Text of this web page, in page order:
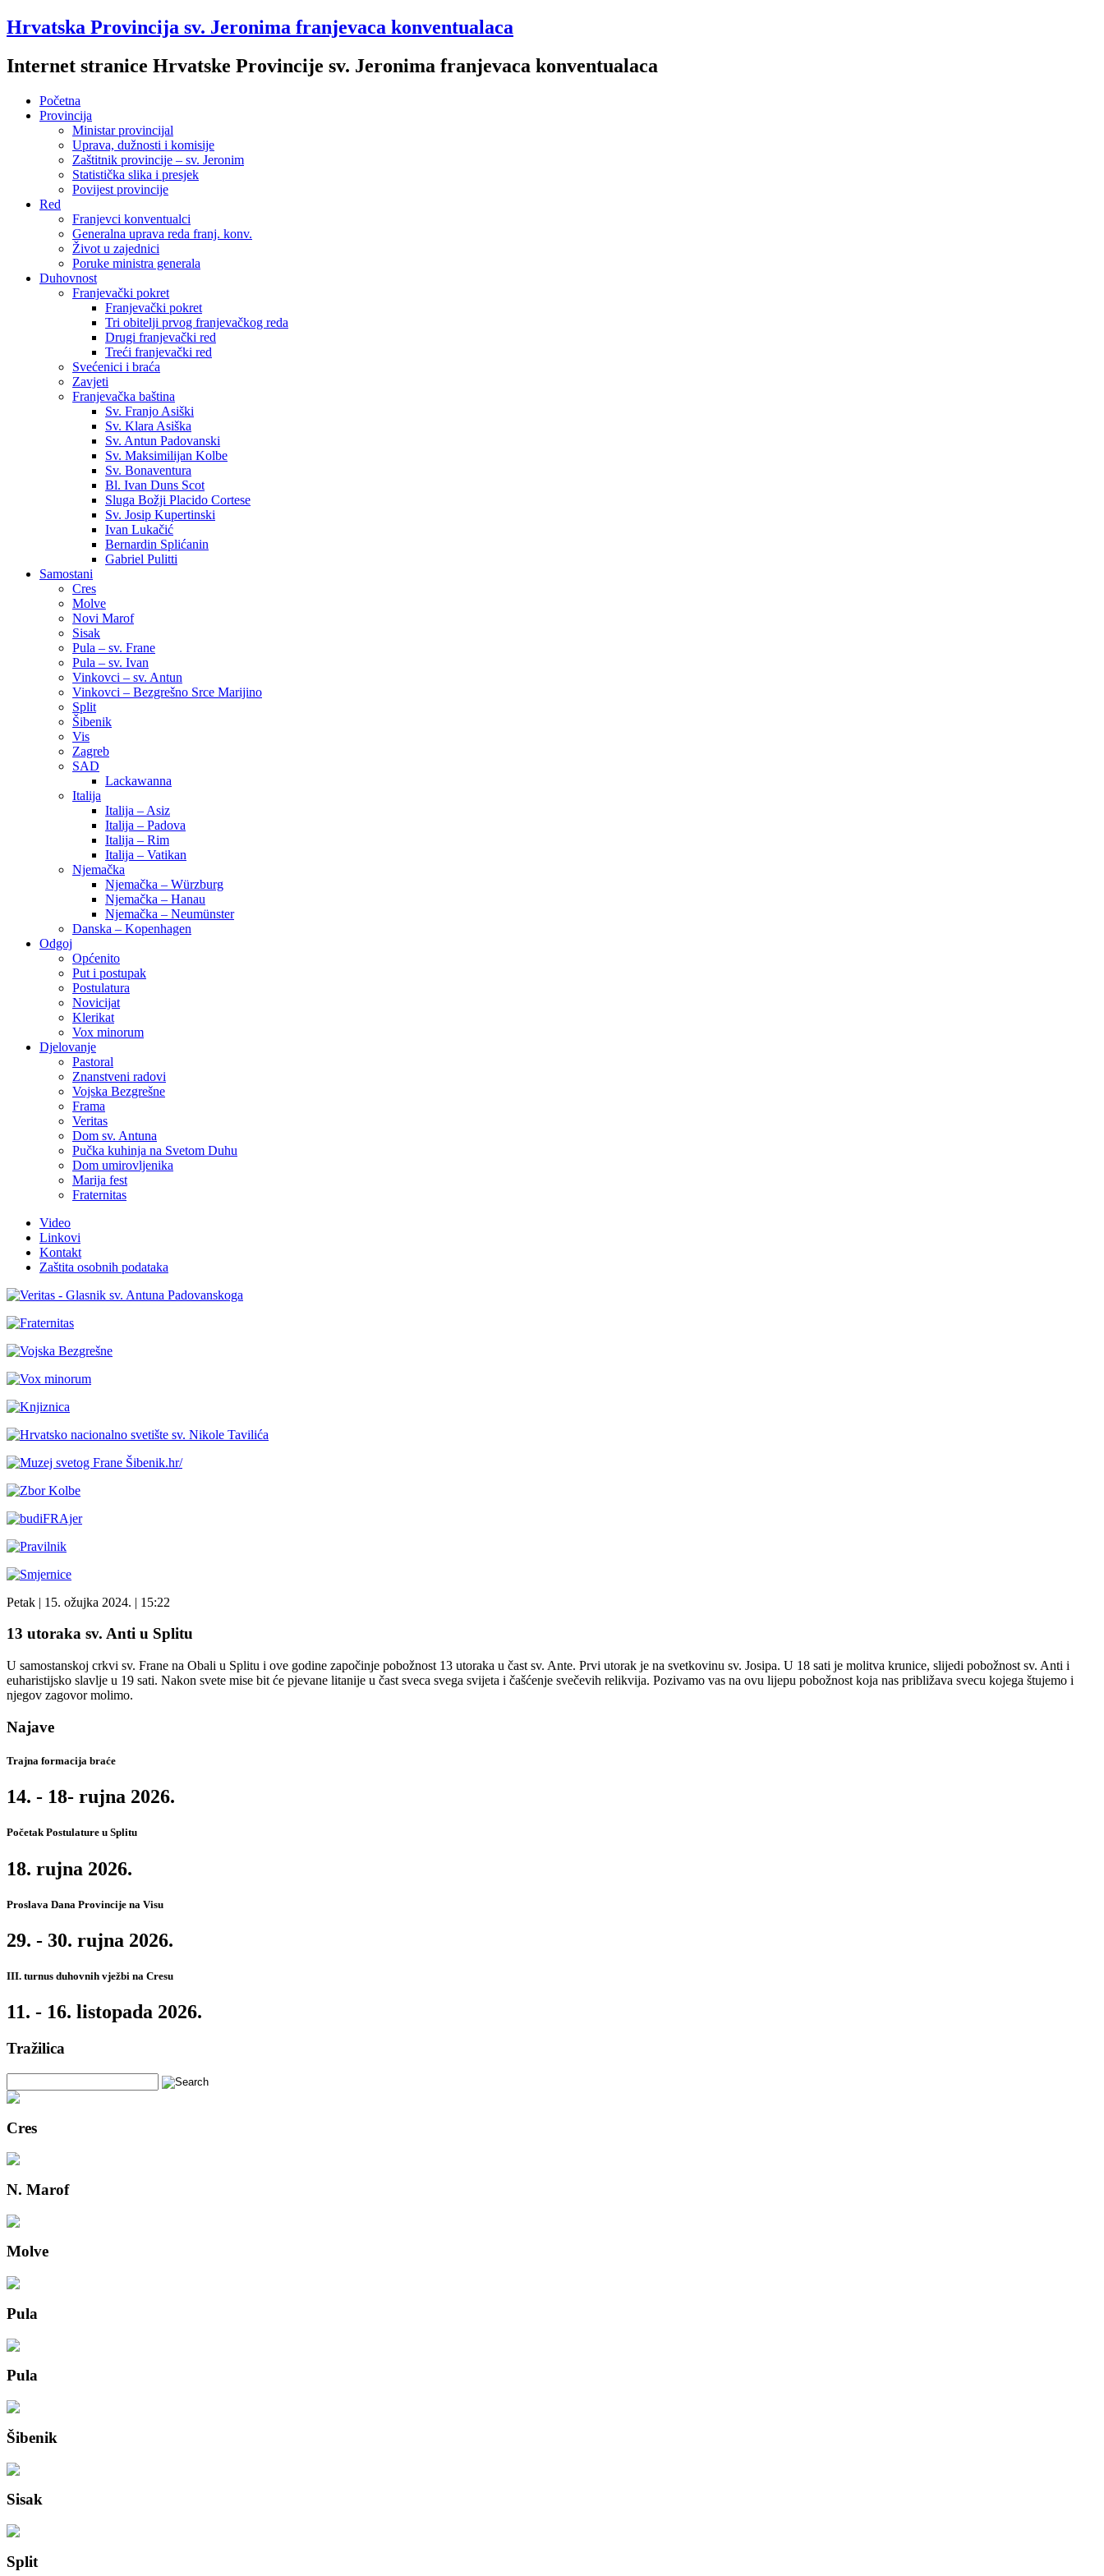
Hrvatska Provincija sv. Jeronima franjevaca konventualaca
Internet stranice Hrvatske Provincije sv. Jeronima franjevaca konventualaca
Početna
Provincija
Ministar provincijal
Uprava, dužnosti i komisije
Zaštitnik provincije – sv. Jeronim
Statistička slika i presjek
Povijest provincije
Red
Franjevci konventualci
Generalna uprava reda franj. konv.
Život u zajednici
Poruke ministra generala
Duhovnost
Franjevački pokret
Franjevački pokret
Tri obitelji prvog franjevačkog reda
Drugi franjevački red
Treći franjevački red
Svećenici i braća
Zavjeti
Franjevačka baština
Sv. Franjo Asiški
Sv. Klara Asiška
Sv. Antun Padovanski
Sv. Maksimilijan Kolbe
Sv. Bonaventura
Bl. Ivan Duns Scot
Sluga Božji Placido Cortese
Sv. Josip Kupertinski
Ivan Lukačić
Bernardin Splićanin
Gabriel Pulitti
Samostani
Cres
Molve
Novi Marof
Sisak
Pula – sv. Frane
Pula – sv. Ivan
Vinkovci – sv. Antun
Vinkovci – Bezgrešno Srce Marijino
Split
Šibenik
Vis
Zagreb
SAD
Lackawanna
Italija
Italija – Asiz
Italija – Padova
Italija – Rim
Italija – Vatikan
Njemačka
Njemačka – Würzburg
Njemačka – Hanau
Njemačka – Neumünster
Danska – Kopenhagen
Odgoj
Općenito
Put i postupak
Postulatura
Novicijat
Klerikat
Vox minorum
Djelovanje
Pastoral
Znanstveni radovi
Vojska Bezgrešne
Frama
Veritas
Dom sv. Antuna
Pučka kuhinja na Svetom Duhu
Dom umirovljenika
Marija fest
Fraternitas
Video
Linkovi
Kontakt
Zaštita osobnih podataka
Petak | 15. ožujka 2024. | 15:22
13 utoraka sv. Anti u Splitu
U samostanskoj crkvi sv. Frane na Obali u Splitu i ove godine započinje pobožnost 13 utoraka u čast sv. Ante. Prvi utorak je na svetkovinu sv. Josipa. U 18 sati je molitva krunice, slijedi pobožnost sv. Anti i
euharistijsko slavlje u 19 sati. Nakon svete mise bit će pjevane litanije u čast sveca svega svijeta i čašćenje svečevih relikvija. Pozivamo vas na ovu lijepu pobožnost koja nas približava svecu kojega štujemo i
njegov zagovor molimo.
Najave
Trajna formacija braće
14. - 18- rujna 2026.
Početak Postulature u Splitu
18. rujna 2026.
Proslava Dana Provincije na Visu
29. - 30. rujna 2026.
III. turnus duhovnih vježbi na Cresu
11. - 16. listopada 2026.
Tražilica
Cres
N. Marof
Molve
Pula
Pula
Šibenik
Sisak
Split